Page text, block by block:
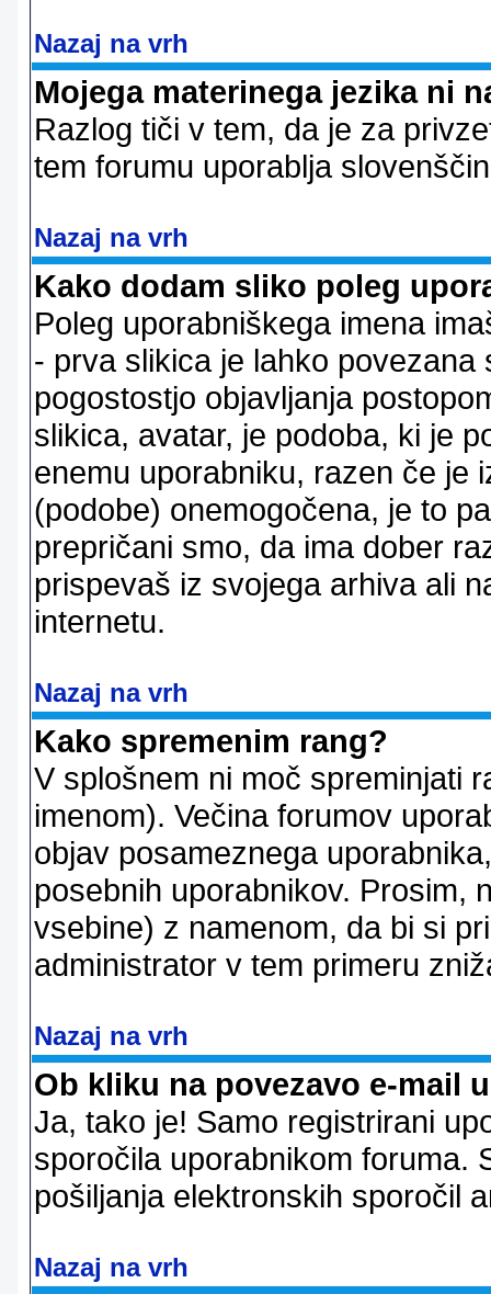
Nazaj na vrh
Mojega materinega jezika ni
Razlog tiči v tem, da je za
tem forumu uporablja
Nazaj na vrh
Kako dodam sliko poleg
Poleg uporabniškega imena
- prva slikica je lahko
pogostostjo objavljanja
slikica, avatar, je podoba, ki je
enemu uporabniku, razen če je
(podobe) onemogočena, je to
prepričani smo, da ima dober
prispevaš iz svojega arhiva ali
internetu.
Nazaj na vrh
Kako spremenim rang?
V splošnem ni moč spreminjati
imenom). Večina forumov
objav posameznega
posebnih uporabnikov. Prosim,
vsebine) z namenom, da bi si
administrator v tem primeru
Nazaj na vrh
Ob kliku na povezavo e-mail
Ja, tako je! Samo registrirani
sporočila uporabnikom foruma.
pošiljanja elektronskih sporočil
Nazaj na vrh